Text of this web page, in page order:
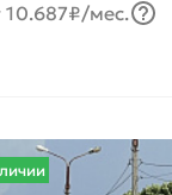
10.687₽/мес.